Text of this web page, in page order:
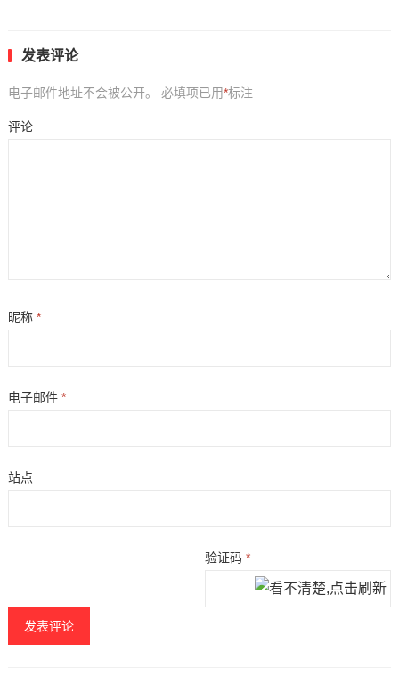
发表评论
电子邮件地址不会被公开。 必填项已用*标注
评论
昵称 *
电子邮件 *
站点
验证码*